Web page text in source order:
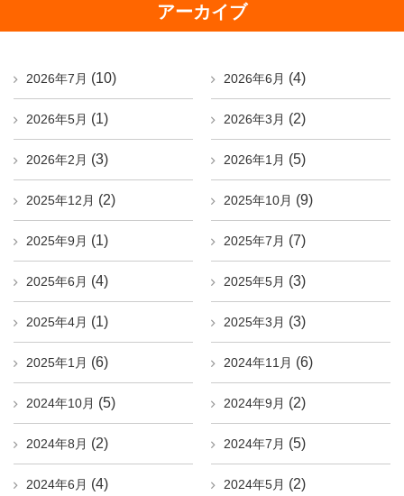
アーカイブ
2026年7月 (10) 2026年6月 (4)
2026年5月 (1) 2026年3月 (2)
2026年2月 (3) 2026年1月 (5)
2025年12月 (2) 2025年10月 (9)
2025年9月 (1) 2025年7月 (7)
2025年6月 (4) 2025年5月 (3)
2025年4月 (1) 2025年3月 (3)
2025年1月 (6) 2024年11月 (6)
2024年10月 (5) 2024年9月 (2)
2024年8月 (2) 2024年7月 (5)
2024年6月 (4) 2024年5月 (2)